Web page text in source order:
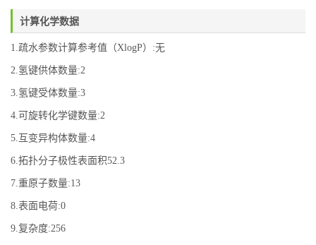
计算化学数据
1.疏水参数计算参考值（XlogP）:无
2.氢键供体数量:2
3.氢键受体数量:3
4.可旋转化学键数量:2
5.互变异构体数量:4
6.拓扑分子极性表面积52.3
7.重原子数量:13
8.表面电荷:0
9.复杂度:256